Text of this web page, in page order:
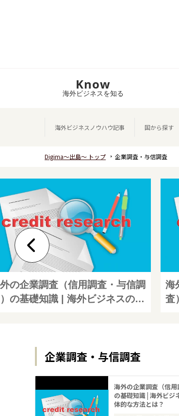
Know
海外ビジネスを知る
海外ビジネスノウハウ記事 国から探す
Digima～出島～ トップ 企業調査・与信調査
の企業調査（信用調査・与信調
の基礎知識 | 海外ビジネスの企
海
査
企業調査・与信調査
海外の企業調査（信用
の基礎知識 | 海外ビジ
体的な方法とは？